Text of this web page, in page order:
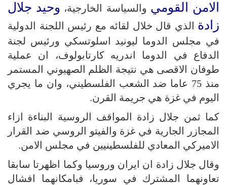
الامن القومي والسياسة الخارجية، وحيد جلال
زادة الذي قال خلال لقائه مع رئيس اللجنة الدولية
في مجلس الدوما ليونيد اسلوتسكي ورئيس لجنة
الدفاع في الدوما اندريه كارتابولوف، ان عملية
طوفان الاقصى هي نتيجة الظلم الصهيوني المستمر
منذ 75 عاما ضد الشعب الفلسطيني، وان ما يجري
اليوم في غزة هي جريمة القرن.
كما ثمن جلال زادة المواقف الروسية البناءة ازاء
المجازر الجارية في غزة والفيتو الروسي ضد القرار
الاميركي المعادي للفلسطينيين في مجلس الامن.
وقال جلال زادة ان ايران وروسيا وكما اظهرتا سابقا
تعاونهما المشترك في سوريا، فبامكانهما افشال